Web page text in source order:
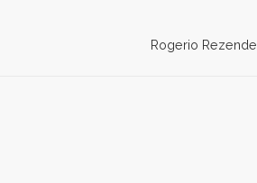
Rogerio Rezende